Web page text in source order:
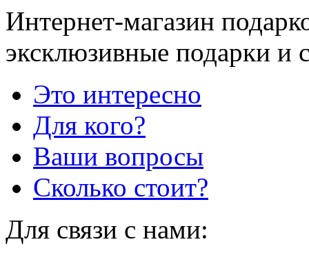
Интернет-магазин
эксклюзивные подарки и
Это интересно
Для кого?
Ваши вопросы
Сколько стоит?
Для связи с нами: